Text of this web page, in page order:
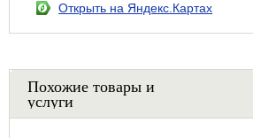
Открыть на Яндекс.Картах
Похожие товары и
услуги